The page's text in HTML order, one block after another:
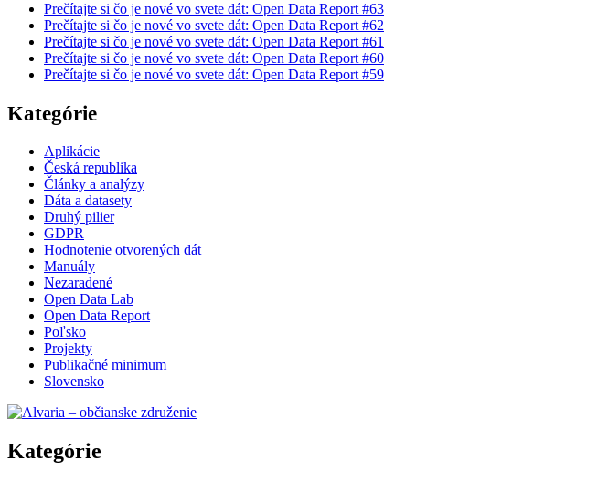
Prečítajte si čo je nové vo svete dát: Open Data Report #63
Prečítajte si čo je nové vo svete dát: Open Data Report #62
Prečítajte si čo je nové vo svete dát: Open Data Report #61
Prečítajte si čo je nové vo svete dát: Open Data Report #60
Prečítajte si čo je nové vo svete dát: Open Data Report #59
Kategórie
Aplikácie
Česká republika
Články a analýzy
Dáta a datasety
Druhý pilier
GDPR
Hodnotenie otvorených dát
Manuály
Nezaradené
Open Data Lab
Open Data Report
Poľsko
Projekty
Publikačné minimum
Slovensko
Kategórie